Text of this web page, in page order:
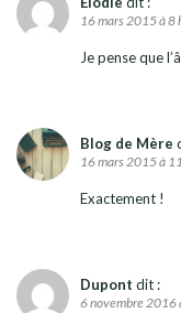
16 mars 2015 à 8
Je pense que
Blog de Mère
16 mars 2015 à
Exactement !
Dupont dit :
6 novembre 2016